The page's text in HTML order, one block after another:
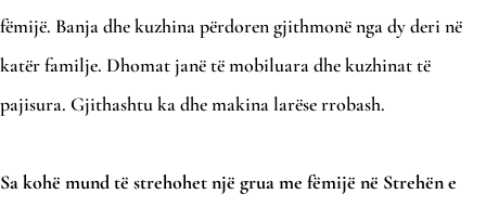
fëmijë. Banja dhe kuzhina përdoren gjithmonë nga dy deri në
katër familje. Dhomat janë të mobiluara dhe kuzhinat të
pajisura. Gjithashtu ka dhe makina larëse rrobash.
Sa kohë mund të strehohet një grua me fëmijë në Strehën e